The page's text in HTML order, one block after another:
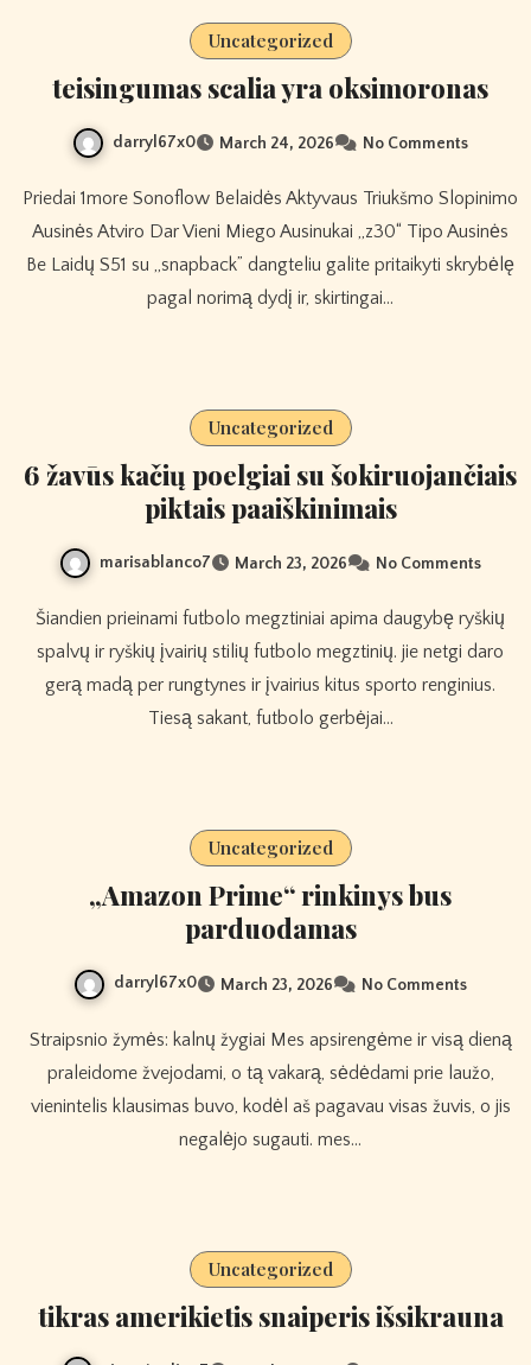
Uncategorized
teisingumas scalia yra oksimoronas
darryl67x0 March 24, 2026 No Comments
Priedai 1more Sonoflow Belaidės Aktyvaus Triukšmo Slopinimo
Ausinės Atviro Dar Vieni Miego Ausinukai „z30“ Tipo Ausinės
Be Laidų S51 su „snapback” dangteliu galite pritaikyti skrybėlę
pagal norimą dydį ir, skirtingai…
Uncategorized
6 žavūs kačių poelgiai su šokiruojančiais
piktais paaiškinimais
marisablanco7 March 23, 2026 No Comments
Šiandien prieinami futbolo megztiniai apima daugybę ryškių
spalvų ir ryškių įvairių stilių futbolo megztinių. jie netgi daro
gerą madą per rungtynes ​​ir įvairius kitus sporto renginius.
Tiesą sakant, futbolo gerbėjai…
Uncategorized
„Amazon Prime“ rinkinys bus
parduodamas
darryl67x0 March 23, 2026 No Comments
Straipsnio žymės: kalnų žygiai Mes apsirengėme ir visą dieną
praleidome žvejodami, o tą vakarą, sėdėdami prie laužo,
vienintelis klausimas buvo, kodėl aš pagavau visas žuvis, o jis
negalėjo sugauti. mes…
Uncategorized
tikras amerikietis snaiperis išsikrauna